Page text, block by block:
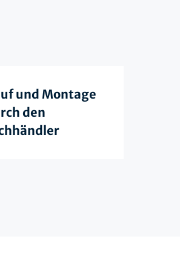
und Montage
den